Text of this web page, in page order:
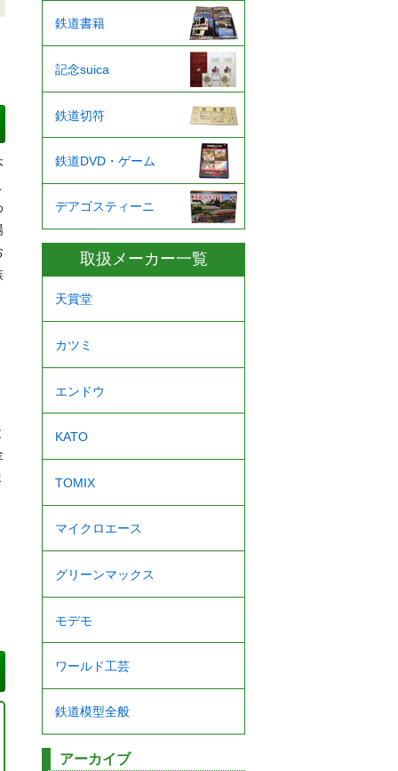
鉄道書籍
記念suica
鉄道切符
鉄道DVD・ゲーム
デアゴスティーニ
取扱メーカー一覧
天賞堂
カツミ
エンドウ
KATO
TOMIX
マイクロエース
グリーンマックス
モデモ
ワールド工芸
鉄道模型全般
アーカイブ